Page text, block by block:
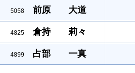
5058 前原 大道
4825 倉持 莉々
4899 占部 一真